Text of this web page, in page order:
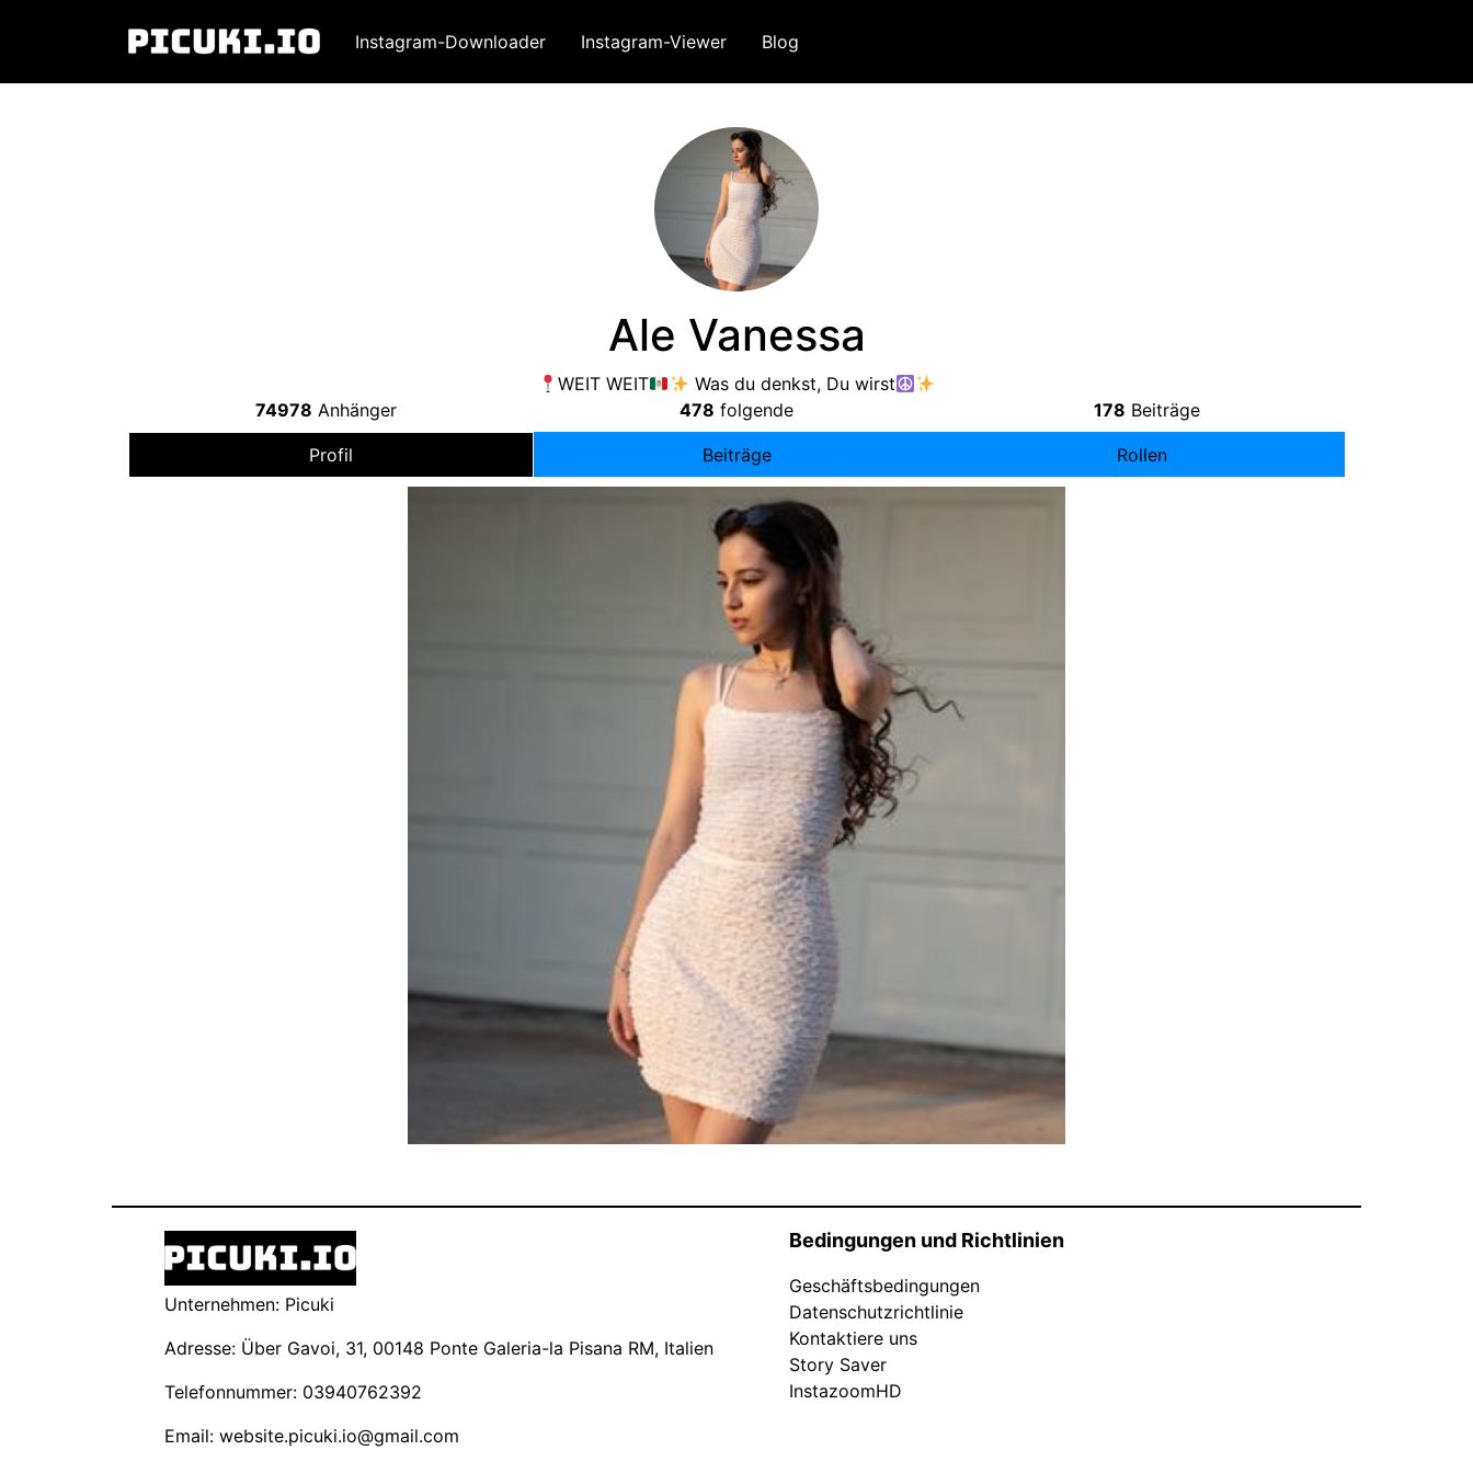
Instagram-Downloader Instagram-Viewer Blog
Ale Vanessa
WEIT WEIT
Was du denkst, Du wirst
74978 Anhänger 478 folgende 178 Beiträge
Profil Beiträge Rollen
Unternehmen: Picuki
Adresse: Über Gavoi, 31, 00148 Ponte Galeria-la Pisana RM, Italien
Telefonnummer: 03940762392
Email: website.picuki.io@gmail.com
Bedingungen und Richtlinien
Geschäftsbedingungen
Datenschutzrichtlinie
Kontaktiere uns
Story Saver
InstazoomHD